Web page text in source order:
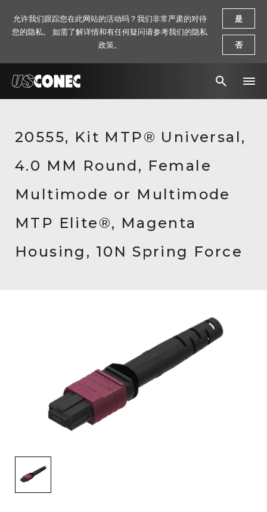
解决方案
产品
资源
关于我们
活动信息
20555, Kit MTP® Universal,
4.0 MM Round, Female
Multimode or Multimode
MTP Elite®, Magenta
Housing, 10N Spring Force
允许我们跟踪您在此网站的活动吗？我们非常严肃的对待
您的隐私。 如需了解详情和有任何疑问请参考我们的隐私
政策。
是
否